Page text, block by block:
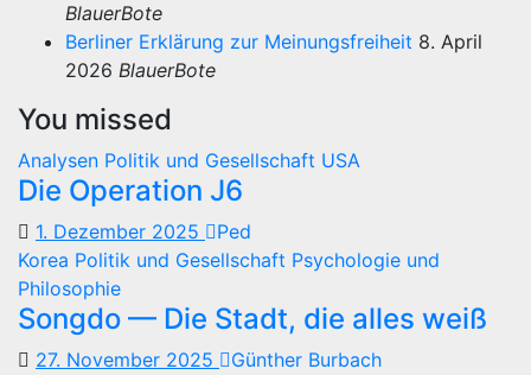
BlauerBote
Berliner Erklärung zur Meinungsfreiheit 8. April
2026 BlauerBote
You missed
Analysen Politik und Gesellschaft USA
Die Operation J6
1. Dezember 2025
Ped
Korea Politik und Gesellschaft Psychologie und
Philosophie
Songdo — Die Stadt, die alles weiß
27. November 2025
Günther Burbach